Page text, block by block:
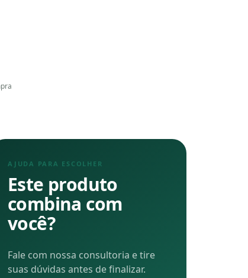
AJUDA PARA ESCOLHER
Este produto
combina com
você?
Fale com nossa consultoria e tire
suas dúvidas antes de finalizar.